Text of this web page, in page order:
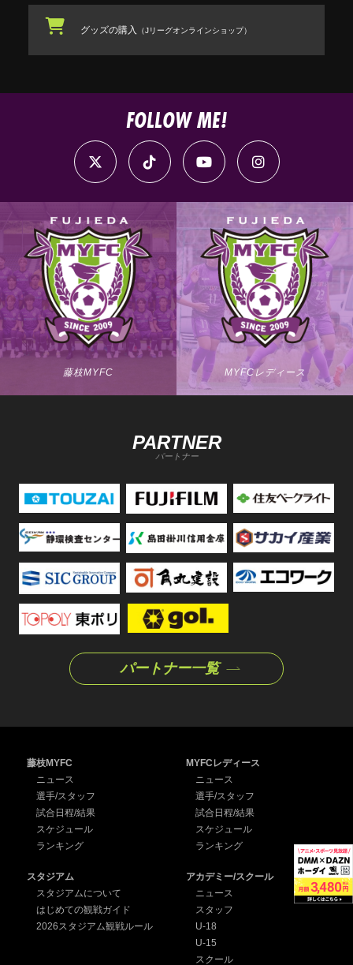
グッズの購入 （Jリーグオンラインショップ）
FOLLOW ME!
藤枝MYFC MYFCレディース
PARTNER
パートナー
パートナー一覧
藤枝MYFC
ニュース
選手/スタッフ
試合日程/結果
スケジュール
ランキング
MYFCレディース
ニュース
選手/スタッフ
試合日程/結果
スケジュール
ランキング
スタジアム
スタジアムについて
はじめての観戦ガイド
2026スタジアム観戦ルール
アカデミー/スクール
ニュース
スタッフ
U-18
U-15
スクール